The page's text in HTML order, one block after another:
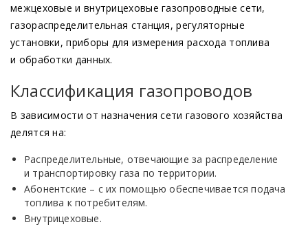
межцеховые и внутрицеховые газопроводные сети,
газораспределительная станция, регуляторные
установки, приборы для измерения расхода топлива
и обработки данных.
Классификация газопроводов
В зависимости от назначения сети газового хозяйства
делятся на:
Распределительные, отвечающие за распределение
и транспортировку газа по территории.
Абонентские – с их помощью обеспечивается подача
топлива к потребителям.
Внутрицеховые.